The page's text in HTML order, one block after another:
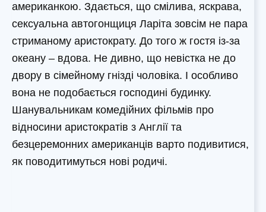
американкою. Здається, що смілива, яскрава,
сексуальна автогонщиця Ларіта зовсім не пара
стриманому аристократу. До того ж гостя із-за
океану – вдова. Не дивно, що невістка не до
двору в сімейному гнізді чоловіка. І особливо
вона не подобається господині будинку.
Шанувальникам комедійних фільмів про
відносини аристократів з Англії та
безцеремонних американців варто подивитися,
як поводитимуться нові родичі.